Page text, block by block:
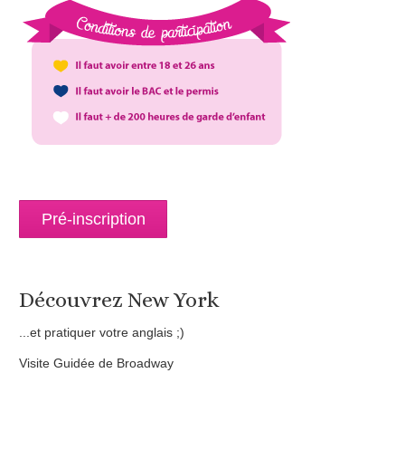
Pré-inscription
Découvrez New York
...et pratiquer votre anglais ;)
Visite Guidée de Broadway